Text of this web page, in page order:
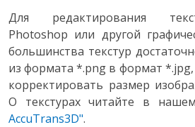
Для редактирования
Photoshop или другой
большинства текстур
из формата *.png в формат
корректировать размер
О текстурах читайте в
AccuTrans3D".